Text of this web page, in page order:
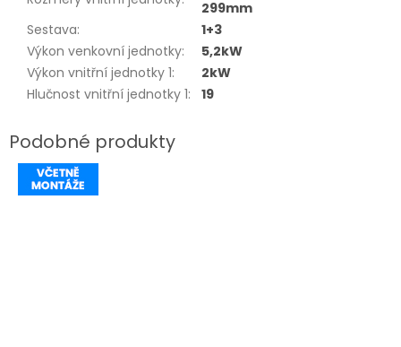
299mm
Sestava:
1+3
Výkon venkovní jednotky:
5,2kW
Výkon vnitřní jednotky 1:
2kW
Hlučnost vnitřní jednotky 1: 19